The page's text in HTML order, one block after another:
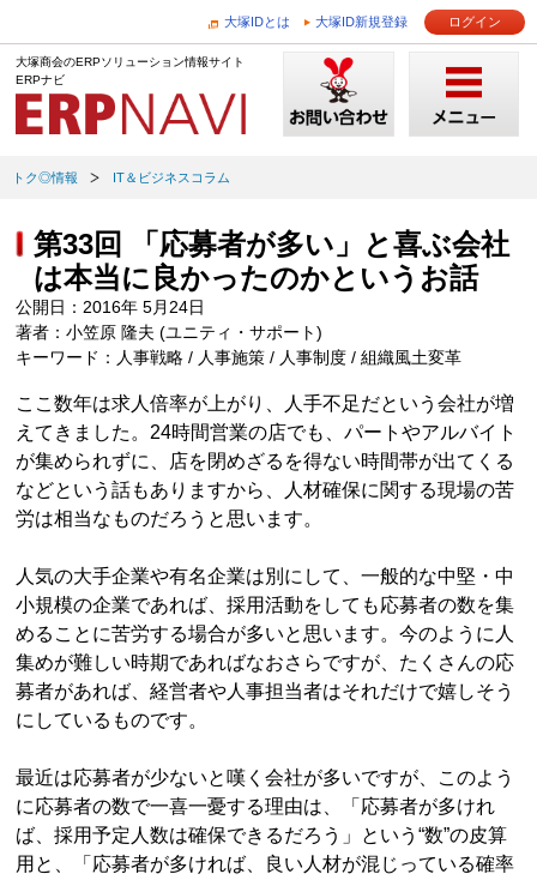
大塚IDとは 大塚ID新規登録 ログイン
大塚商会のERPソリューション情報サイト
ERPナビ
トク◎情報 IT＆ビジネスコラム
第33回 「応募者が多い」と喜ぶ会社
は本当に良かったのかというお話
公開日：2016年 5月24日
著者：小笠原 隆夫 (ユニティ・サポート)
キーワード：人事戦略 / 人事施策 / 人事制度 / 組織風土変革
ここ数年は求人倍率が上がり、人手不足だという会社が増
えてきました。24時間営業の店でも、パートやアルバイト
が集められずに、店を閉めざるを得ない時間帯が出てくる
などという話もありますから、人材確保に関する現場の苦
労は相当なものだろうと思います。
人気の大手企業や有名企業は別にして、一般的な中堅・中
小規模の企業であれば、採用活動をしても応募者の数を集
めることに苦労する場合が多いと思います。今のように人
集めが難しい時期であればなおさらですが、たくさんの応
募者があれば、経営者や人事担当者はそれだけで嬉しそう
にしているものです。
最近は応募者が少ないと嘆く会社が多いですが、このよう
に応募者の数で一喜一憂する理由は、「応募者が多けれ
ば、採用予定人数は確保できるだろう」という“数”の皮算
用と、「応募者が多ければ、良い人材が混じっている確率